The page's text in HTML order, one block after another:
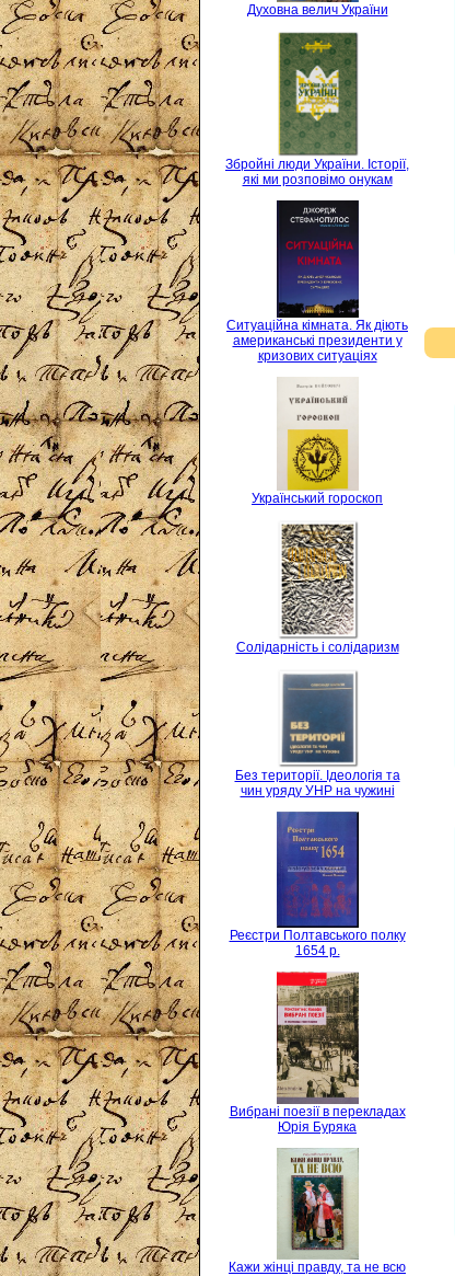
Духовна велич України
Збройні люди України. Історії,
які ми розповімо онукам
Ситуаційна кімната. Як діють
американські президенти у
кризових ситуаціях
Український гороскоп
Солідарність і солідаризм
Без території. Ідеологія та
чин уряду УНР на чужині
Реєстри Полтавського полку
1654 р.
Вибрані поезії в перекладах
Юрія Буряка
Кажи жінці правду, та не всю